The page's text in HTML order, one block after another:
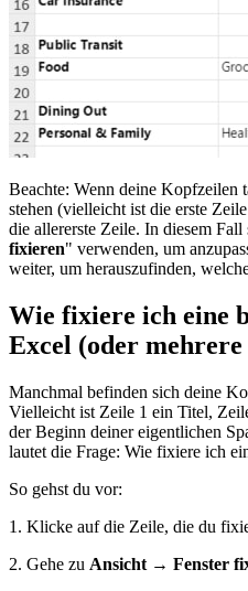
Beachte: Wenn deine Kopfzeilen
stehen (vielleicht ist die erste
die allererste Zeile. In diesem
fixieren" verwenden, um
weiter, um herauszufinden,
Wie fixiere ich eine
Excel (oder
Manchmal befinden sich deine
Vielleicht ist Zeile 1 ein Titel,
der Beginn deiner eigentlichen
lautet die Frage: Wie fixiere ich
So gehst du vor:
1. Klicke auf die Zeile, die du
2. Gehe zu Ansicht → Fenster